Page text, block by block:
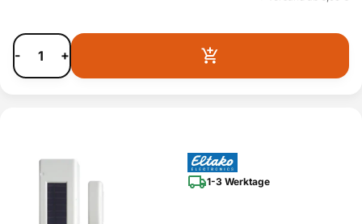
- +
1-3 Werktage